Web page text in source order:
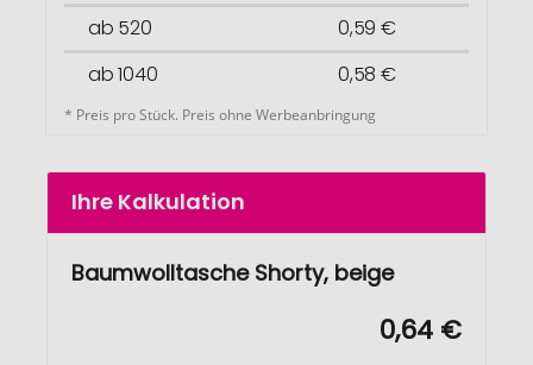
ab 520
0,59 €
ab 1040
0,58 €
* Preis pro Stück. Preis ohne Werbeanbringung
Ihre Kalkulation
Baumwolltasche Shorty, beige
0,64 €